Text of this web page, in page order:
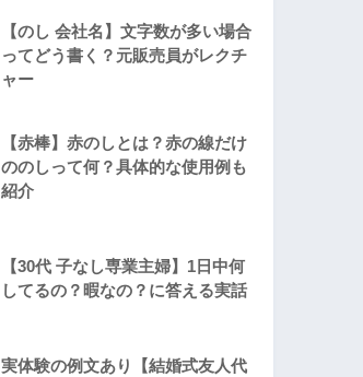
【のし 会社名】文字数が多い場合
ってどう書く？元販売員がレクチ
ャー
【赤棒】赤のしとは？赤の線だけ
ののしって何？具体的な使用例も
紹介
【30代 子なし専業主婦】1日中何
してるの？暇なの？に答える実話
実体験の例文あり【結婚式友人代